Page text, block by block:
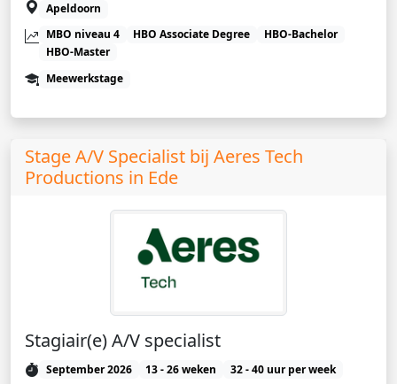
Apeldoorn
MBO niveau 4
HBO Associate Degree
HBO-Bachelor
HBO-Master
Meewerkstage
Stage A/V Specialist bij Aeres Tech
Productions in Ede
Stagiair(e) A/V specialist
September 2026 13 - 26 weken
32 - 40 uur per week